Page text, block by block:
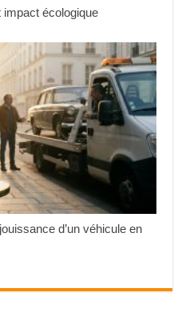
impact écologique
d’un véhicule en